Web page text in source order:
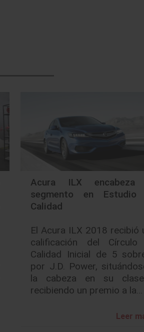
Acura ILX encabeza
segmento en Estudio
Calidad
El Acura ILX 2018 recibió
calificación del Círculo
Calidad Inicial de 5
por J.D. Power,
la cabeza en su
recibiendo un premio a la…
Leer